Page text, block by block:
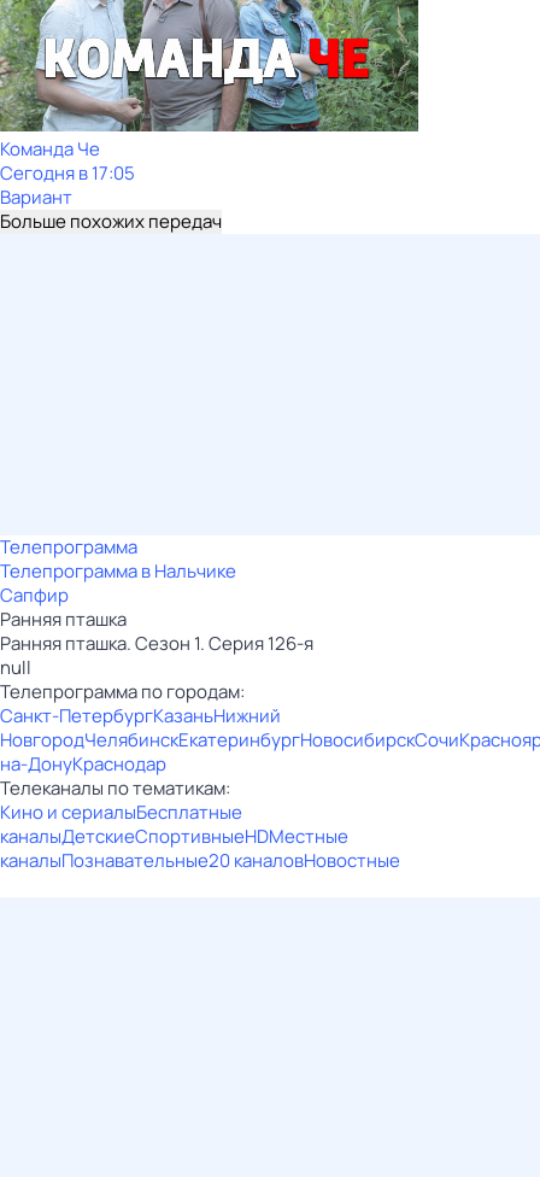
Команда Че
Сегодня в 17:05
Вариант
Больше похожих передач
Телепрограмма
Телепрограмма в Нальчике
Сапфир
Ранняя пташка
Ранняя пташка. Сезон 1. Серия 126-я
null
Телепрограмма по городам:
Санкт-ПетербургКазаньНижний
НовгородЧелябинскЕкатеринбургНовосибирскСочи
на-ДонуКраснодар
Телеканалы по тематикам:
Кино и сериалыБесплатные
каналыДетскиеСпортивныеHDМестные
каналыПознавательные20 каналовНовостные